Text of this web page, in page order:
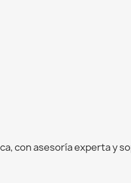
con asesoría experta y